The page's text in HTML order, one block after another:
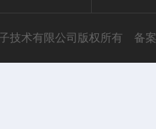
技术有限公司版权所有 备